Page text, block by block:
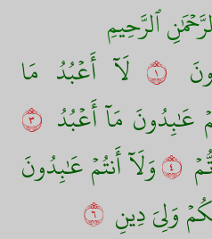
ٱلرَّحِيمِ
١ لَآ أَعۡبُدُ مَا
عَٰبِدُونَ مَآ أَعۡبُدُ ٣
٤وَلَآ أَنتُمۡ عَٰبِدُونَ
وَلِيَ دِينِ ٦